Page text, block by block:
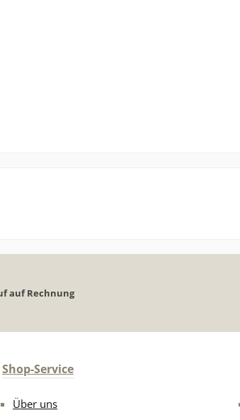
auf Rechnung
Shop-Service
Über uns